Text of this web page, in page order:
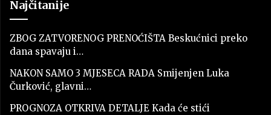
Najčitanije
ZBOG ZATVORENOG PRENOĆIŠTA Beskućnici preko
dana spavaju i…
NAKON SAMO 3 MJESECA RADA Smijenjen Luka
Čurković, glavni…
PROGNOZA OTKRIVA DETALJE Kada će stići